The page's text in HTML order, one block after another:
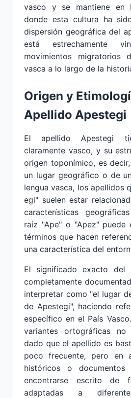
vasco y se mantiene en
donde esta cultura ha
dispersión geográfica del
está estrechamente
movimientos migratorios
vasca a lo largo de la
Origen y
Apellido Apestegi
El apellido Apestegi
claramente vasco, y su
origen toponímico, es
un lugar geográfico o de
lengua vasca, los apellidos
egi" suelen estar
características
raíz "Ape" o "Apez" puede
términos que hacen
una característica del
El significado exacto del
completamente
interpretar como "el lugar
de Apestegi", haciendo
específico en el País
variantes ortográficas
dado que el apellido es
poco frecuente, pero en
históricos o documentos
encontrarse escrito de
adaptadas a